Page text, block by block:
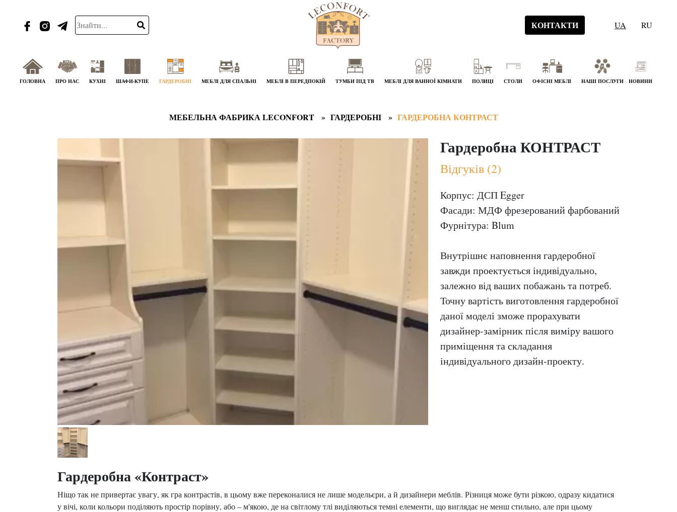
КОНТАКТИ UA RU
ГОЛОВНА ПРО НАС КУХНІ ШАФИ-КУПЕ ГАРДЕРОБНІ МЕБЛІ ДЛЯ СПАЛЬНІ МЕБЛІ В ПЕРЕДПОКІЙ ТУМБИ ПІД ТВ МЕБЛІ ДЛЯ ВАННОЇ КІМНАТИ ПОЛИЦІ СТОЛИ ОФІСНІ МЕБЛІ НАШІ ПОСЛУГИ НОВИНИ
МЕБЕЛЬНА ФАБРИКА LECONFORT ГАРДЕРОБНІ ГАРДЕРОБНА КОНТРАСТ
Гардеробна КОНТРАСТ
Відгуків (2)
Корпус: ДСП Egger
Фасади: МДФ фрезерований фарбований
Фурнітура: Blum
Внутрішнє наповнення гардеробної
завжди проектується індивідуально,
залежно від ваших побажань та потреб.
Точну вартість виготовлення гардеробної
даної моделі зможе прорахувати
дизайнер-замірник після виміру вашого
приміщення та складання
індивідуального дизайн-проекту.
Гардеробна «Контраст»
Ніщо так не привертає увагу, як гра контрастів, в цьому вже переконалися не лише модельєри, а й дизайнери меблів. Різниця може бути різкою, одразу кидатися
у вічі, коли кольори поділяють простір порівну, або – м'якою, де на світлому тлі виділяються темні елементи, що виглядає не менш стильно, але при цьому